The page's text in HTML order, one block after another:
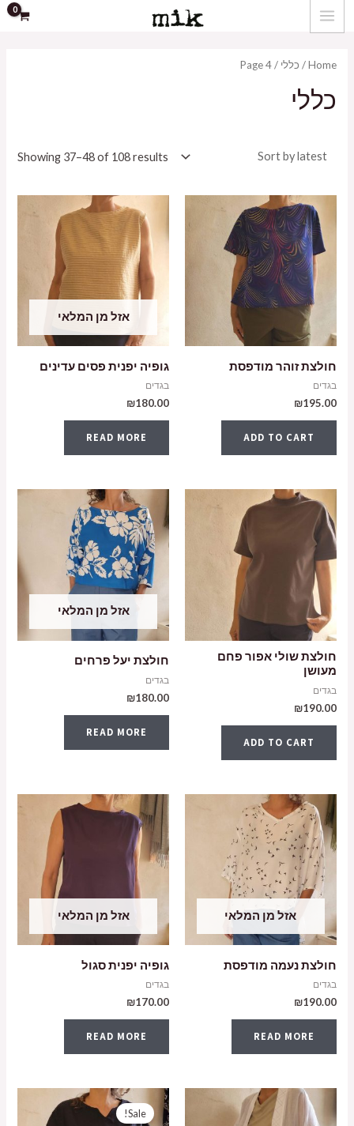
דילוג
לתוכן
MAIN
Home
/ כללי / Page 4
כללי
Showing 37–48 of 108 results
חולצת זוהר מודפסת
בגדים
₪195.00
ADD TO CART
אזל מן המלאי
גופיה יפנית פסים עדינים
בגדים
₪180.00
READ MORE
חולצת שולי אפור פחם
מעושן
בגדים
₪190.00
ADD TO CART
אזל מן המלאי
חולצת יעל פרחים
בגדים
₪180.00
READ MORE
אזל מן המלאי
חולצת נעמה מודפסת
בגדים
₪190.00
READ MORE
אזל מן המלאי
גופיה יפנית סגול
בגדים
₪170.00
READ MORE
Sale!